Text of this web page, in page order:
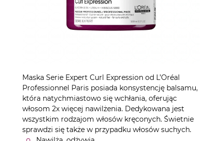
Maska Serie Expert Curl Expression od L’Oréal
Professionnel Paris posiada konsystencję balsamu,
która natychmiastowo się wchłania, oferując
włosom 2x więcej nawilżenia. Dedykowana jest
wszystkim rodzajom włosów kręconych. Świetnie
sprawdzi się także w przypadku włosów suchych.